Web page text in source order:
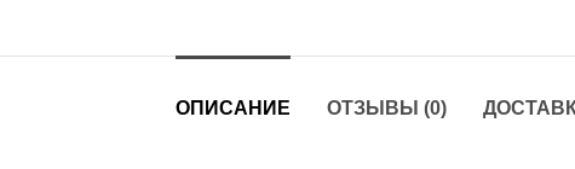
ОПИСАНИЕ ОТЗЫВЫ (0)